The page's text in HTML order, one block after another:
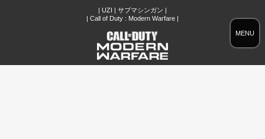
MENU
| UZI | サブマシンガン |
| Call of Duty : Modern Warfare |